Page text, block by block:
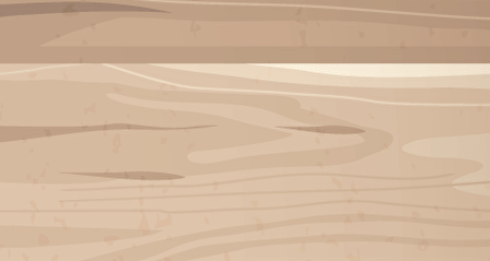
>
Galeries photo